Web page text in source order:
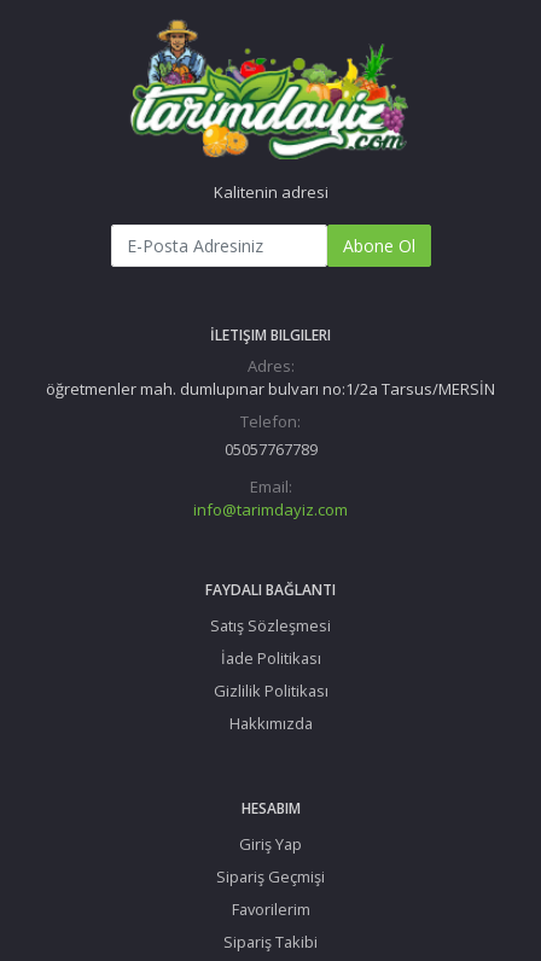
Kalitenin adresi
Abone Ol
İLETIŞIM BILGILERI
Adres:
öğretmenler mah. dumlupınar bulvarı no:1/2a Tarsus/MERSİN
Telefon:
05057767789
Email:
info@tarimdayiz.com
FAYDALI BAĞLANTI
Satış Sözleşmesi
İade Politikası
Gizlilik Politikası
Hakkımızda
HESABIM
Giriş Yap
Sipariş Geçmişi
Favorilerim
Sipariş Takibi